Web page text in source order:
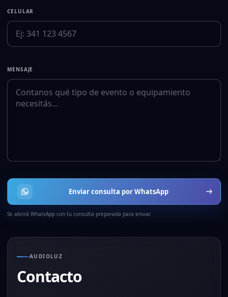
CELULAR
MENSAJE
Enviar consulta por WhatsApp
Se abrirá WhatsApp con tu consulta preparada para enviar.
AUDIOLUZ
Contacto